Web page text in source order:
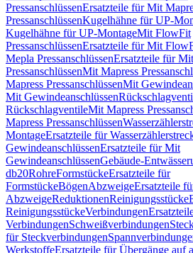
PressanschlüssenErsatzteile für Mit
PressanschlüssenKugelhähne für UP-
Kugelhähne für UP-MontageMit FlowFit
PressanschlüssenErsatzteile für Mit
Mepla PressanschlüssenErsatzteile für
PressanschlüssenMit Mapress
Mapress PressanschlüssenMit
Mit Gewindeanschlüssen
RückschlagventileMit Mapress
Mapress Pressanschlüssen
MontageErsatzteile für
GewindeanschlüssenErsatzteile für Mit
GewindeanschlüssenGebäude-
db20RohreFormstückeErsatzteile für
FormstückeBögenAbzweigeErsatzteile
AbzweigeReduktionenReinigungsstücke
ReinigungsstückeVerbindungen
VerbindungenSchweißverbindungen
für Steckverbindungen
WerkstoffeErsatzteile für Übergänge auf